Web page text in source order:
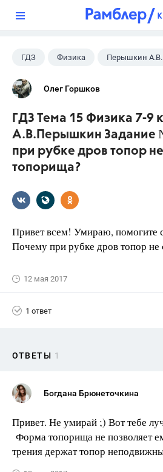
ГДЗ Физика Перышкин А.В.
Школа
Олег Горшков
ГДЗ Тема 15 Физика 7-9
А.В.Перышкин Задание
при рубке дров топор не
топорища?
Привет всем! Умираю, помогите
Почему при рубке дров топор не
12 мая 2017
1 ответ
ОТВЕТЫ 1
Богдана Брюнеточкина
Привет. Не умирай ;) Вот тебе
Форма топорища не позволяет
трения держат топор